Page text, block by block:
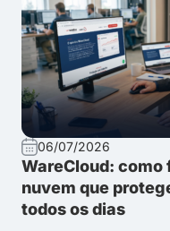
06/07/2026
WareCloud: como
nuvem que
todos os dias